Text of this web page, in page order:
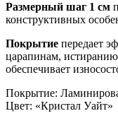
Размерный шаг 1 см
конструктивных
Покрытие передает
царапинам,
обеспечивает
Покрытие:
Цвет: «Кристал Уайт»